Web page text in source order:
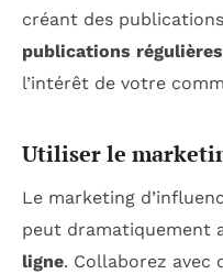
créant des
publications régulières
l’intérêt de votre
Utiliser le
Le marketing
peut dramatiquement
ligne. Collaborez avec